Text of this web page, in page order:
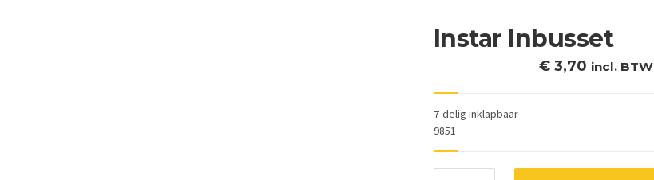
Instar Inbusset
€3,70 incl. BTW
7-delig inklapbaar
9851